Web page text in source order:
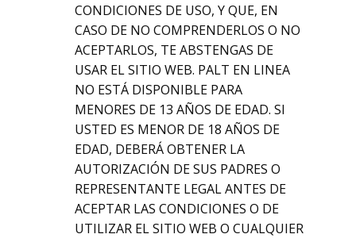
CONDICIONES DE USO, Y QUE, EN
CASO DE NO COMPRENDERLOS O NO
ACEPTARLOS, TE ABSTENGAS DE
USAR EL SITIO WEB. PALT EN LINEA
NO ESTÁ DISPONIBLE PARA
MENORES DE 13 AÑOS DE EDAD. SI
USTED ES MENOR DE 18 AÑOS DE
EDAD, DEBERÁ OBTENER LA
AUTORIZACIÓN DE SUS PADRES O
REPRESENTANTE LEGAL ANTES DE
ACEPTAR LAS CONDICIONES O DE
UTILIZAR EL SITIO WEB O CUALQUIER